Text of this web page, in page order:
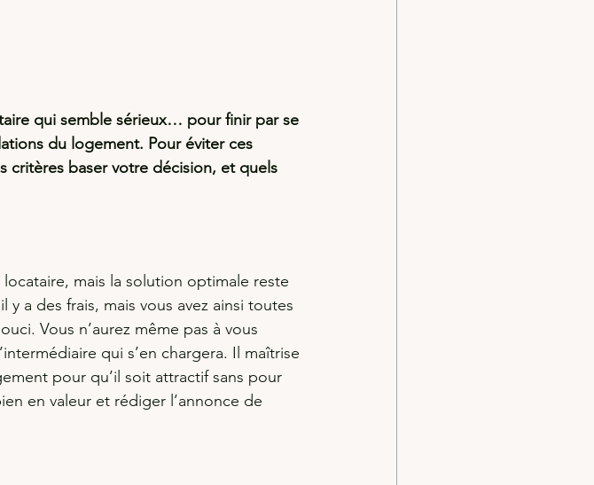
qui semble sérieux… pour finir par se
du logement. Pour éviter ces
critères baser votre décision, et quels
mais la solution optimale reste
a des frais, mais vous avez ainsi toutes
Vous n’aurez même pas à vous
qui s’en chargera. Il maîtrise
pour qu’il soit attractif sans pour
en valeur et rédiger l’annonce de